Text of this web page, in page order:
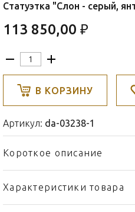
Статуэтка "Слон - серый,
113 850,00 ₽
В КОРЗИНУ
Артикул: da-03238-1
Короткое описание
Характеристики товара
Тип товара